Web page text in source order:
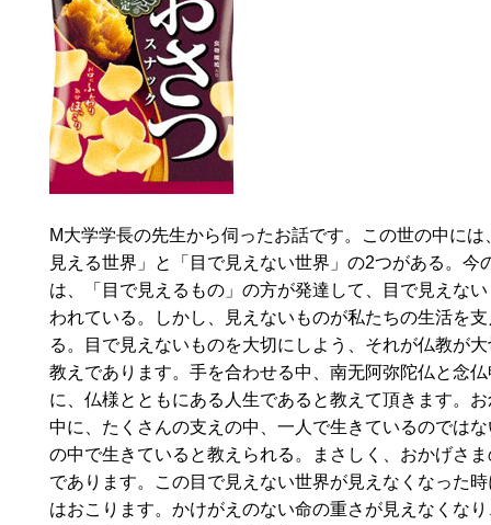
M大学学長の先生から伺ったお話です。この世の中には
見える世界」と「目で見えない世界」の2つがある。今
は、「目で見えるもの」の方が発達して、目で見えな
われている。しかし、見えないものが私たちの生活を
る。目で見えないものを大切にしよう、それが仏教が
教えであります。手を合わせる中、南无阿弥陀仏と念
に、仏様とともにある人生であると教えて頂きます。
中に、たくさんの支えの中、一人で生きているのでは
の中で生きていると教えられる。まさしく、おかげさ
であります。この目で見えない世界が見えなくなった
はおこります。かけがえのない命の重さが見えなくな